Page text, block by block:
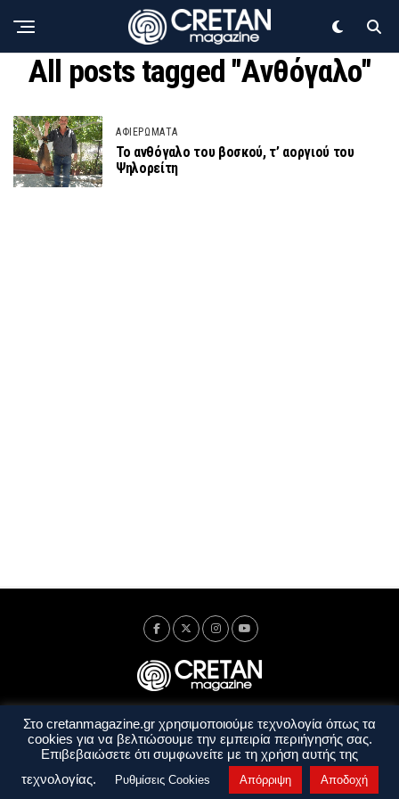
All posts tagged "Ανθόγαλο"
ΑΦΙΕΡΩΜΑΤΑ
Το ανθόγαλο του βοσκού, τ’ αοργιού του
Ψηλορείτη
Ταυτότητα Πολιτική Απορρήτου
Όροι Χρήσης
Όροι και Προϋποθέσεις
Στο cretanmagazine.gr χρησιμοποιούμε τεχνολογία όπως τα
cookies για να βελτιώσουμε την εμπειρία περιήγησής σας.
Επιβεβαιώσετε ότι συμφωνείτε με τη χρήση αυτής της
τεχνολογίας.
Ρυθμίσεις Cookies Απόρριψη Αποδοχή